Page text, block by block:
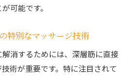
可能です。
特別なマッサージ技術
消するためには、深層筋に直接
術が重要です。特に注目されて